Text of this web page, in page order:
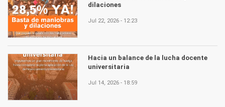
dilaciones
Jul 22, 2026 - 12:23
Hacia un balance de la lucha docente
universitaria
Jul 14, 2026 - 18:59